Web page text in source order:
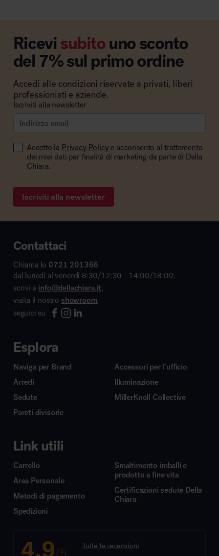
Ricevisubitouno sconto
del 7% sul primo ordine
Accedi alle condizioni riservate a privati, liberi
professionisti e aziende.
Iscriviti alla newsletter
Accetto la Privacy Policy e acconsento al trattamento
dei miei dati per finalità di marketing da parte di Della
Chiara.
Iscriviti alla newsletter
Contattaci
Chiama lo 0721 201366
dal lunedì al venerdì 8:30/12:30 - 14:00/18:00,
scrivi a info@dellachiara.it,
visita il nostro showroom,
seguici su
Esplora
Naviga per Brand
Arredi
Sedute
Pareti divisorie
Accessori per l’ufficio
Illuminazione
MillerKnoll Collective
Link utili
Carrello
Area Personale
Metodi di pagamento
Spedizioni
Smaltimento imballi e
prodotto a fine vita
Certificazioni sedute Della
Chiara
4.9 Tutte le recensioni